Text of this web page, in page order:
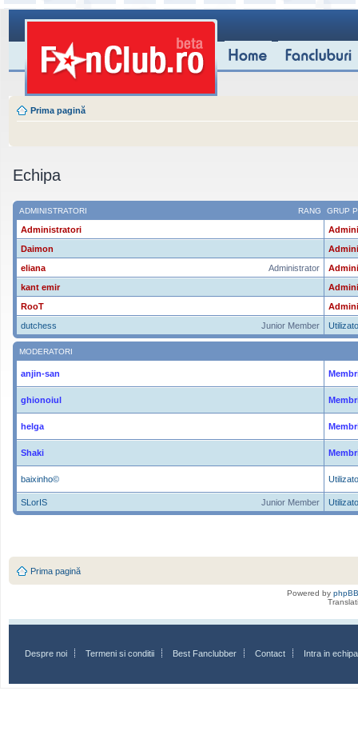
Prima pagină
Echipa
RANG
ADMINISTRATORI GRUP
Administratori
Daimon
Administrator
eliana
kant emir
RooT
Junior Member
dutchess
MODERATORI
anjin-san
ghionoiul
helga
Shaki
baixinho©
Junior Member
SLorIS
Prima pagină
Powered by phpBB
Despre noi Termeni si conditii Best Fanclubber Contact Intra in